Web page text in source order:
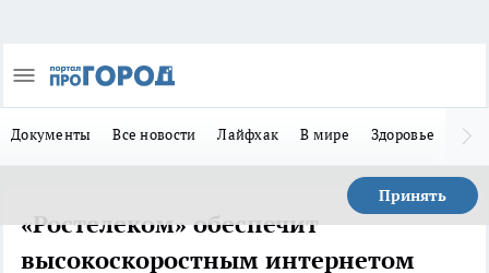
Документы Все новости Лайфхак В мире Здоровье
Принять
«Ростелеком» обеспечит
высокоскоростным интернетом